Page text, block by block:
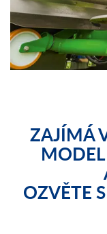
ZAJÍMÁ
OZVĚTE